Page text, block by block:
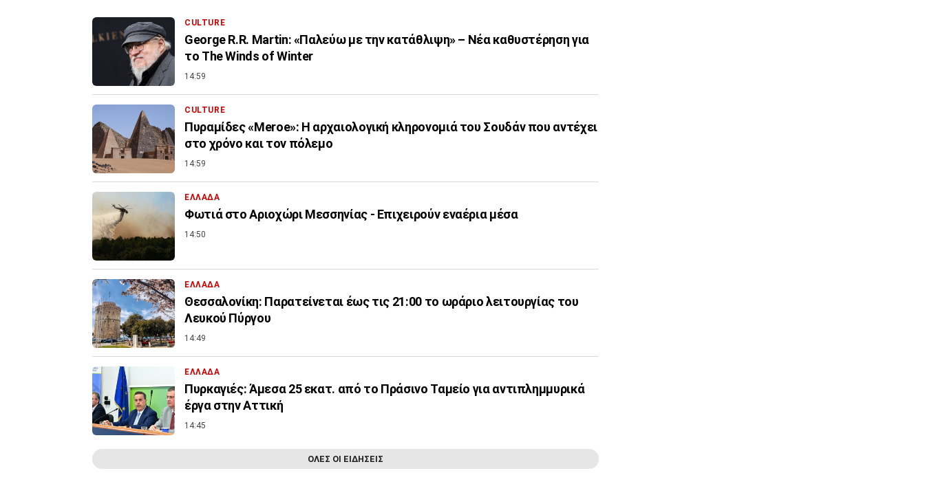
CULTURE
George R.R. Martin: «Παλεύω με την κατάθλιψη» – Νέα καθυστέρηση για
το The Winds of Winter
14:59
CULTURE
Πυραμίδες «Meroe»: Η αρχαιολογική κληρονομιά του Σουδάν που αντέχει
στο χρόνο και τον πόλεμο
14:59
ΕΛΛΑΔΑ
Φωτιά στο Αριοχώρι Μεσσηνίας - Επιχειρούν εναέρια μέσα
14:50
ΕΛΛΑΔΑ
Θεσσαλονίκη: Παρατείνεται έως τις 21:00 το ωράριο λειτουργίας του
Λευκού Πύργου
14:49
ΕΛΛΑΔΑ
Πυρκαγιές: Άμεσα 25 εκατ. από το Πράσινο Ταμείο για αντιπλημμυρικά
έργα στην Αττική
14:45
ΟΛΕΣ ΟΙ ΕΙΔΗΣΕΙΣ